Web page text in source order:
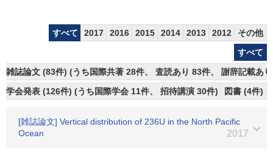
すべて 2017 2016 2015 2014 2013 2012
その他
すべて
雑誌論文 (83件) (うち国際共著 28件、 査読あり 83件、 謝辞記載あ
学会発表 (126件) (うち国際学会 11件、 招待講演 30件)
図書 (4件)
[雑誌論文] Vertical distribution of 236U in the North Pacific
Ocean
2017